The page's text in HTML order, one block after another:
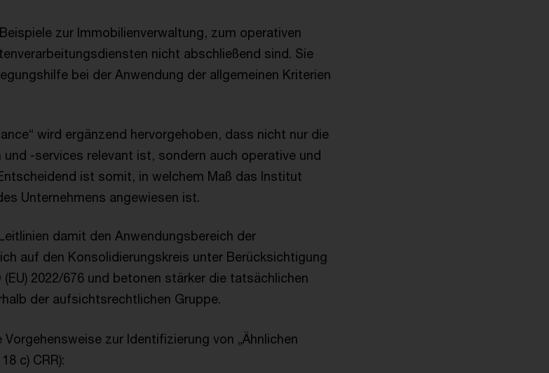
zur Immobilienverwaltung, zum operativen
nicht abschließend sind. Sie
bei der Anwendung der allgemeinen Kriterien
wird ergänzend hervorgehoben, dass nicht nur die
-services relevant ist, sondern auch operative und
ist somit, in welchem Maß das Institut
Unternehmens angewiesen ist.
damit den Anwendungsbereich der
auf den Konsolidierungskreis unter Berücksichtigung
(EU) 2022/676 und betonen stärker die tatsächlichen
der aufsichtsrechtlichen Gruppe.
zur Identifizierung von „Ähnlichen
c) CRR):